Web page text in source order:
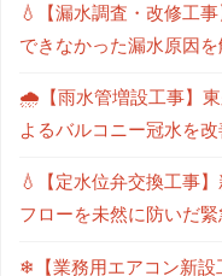
💧【漏水調査・改修工
できなかった漏水原因
🌧【雨水管増設工事】
よるバルコニー冠水を
💧【定水位弁交換工事
フローを未然に防いだ緊
❄【業務用エアコン新設